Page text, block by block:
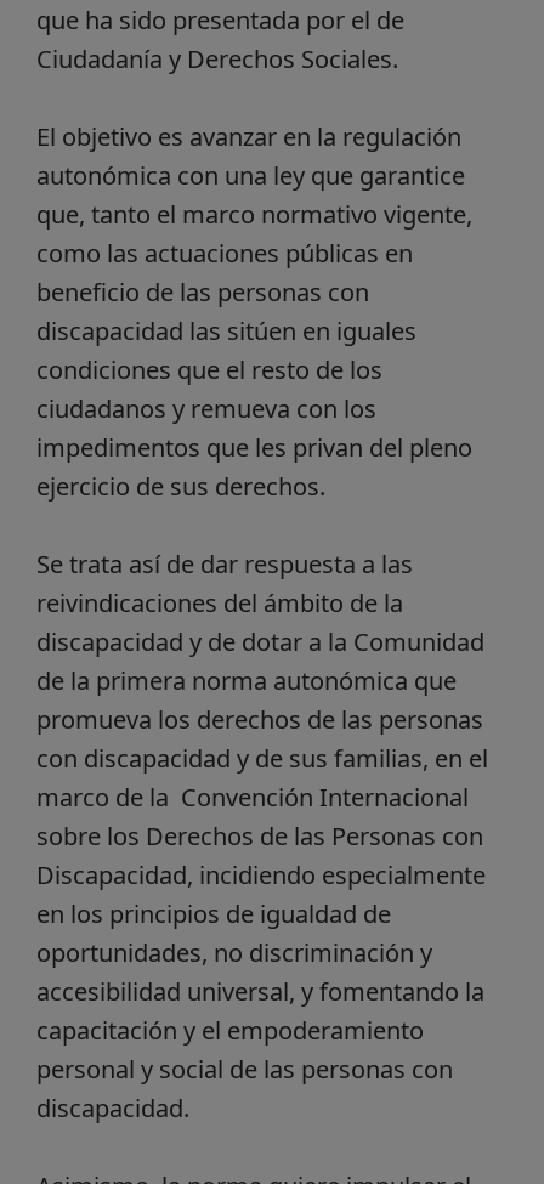
que ha sido presentada por el de
Ciudadanía y Derechos Sociales.
El objetivo es avanzar en la regulación
autonómica con una ley que garantice
que, tanto el marco normativo vigente,
como las actuaciones públicas en
beneficio de las personas con
discapacidad las sitúen en iguales
condiciones que el resto de los
ciudadanos y remueva con los
impedimentos que les privan del pleno
ejercicio de sus derechos.
Se trata así de dar respuesta a las
reivindicaciones del ámbito de la
discapacidad y de dotar a la Comunidad
de la primera norma autonómica que
promueva los derechos de las personas
con discapacidad y de sus familias, en el
marco de la Convención Internacional
sobre los Derechos de las Personas con
Discapacidad, incidiendo especialmente
en los principios de igualdad de
oportunidades, no discriminación y
accesibilidad universal, y fomentando la
capacitación y el empoderamiento
personal y social de las personas con
discapacidad.